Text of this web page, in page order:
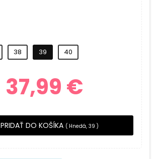
38 39 40
37,99 €
PRIDAŤ DO KOŠÍKA ( Hnedá, 39 )